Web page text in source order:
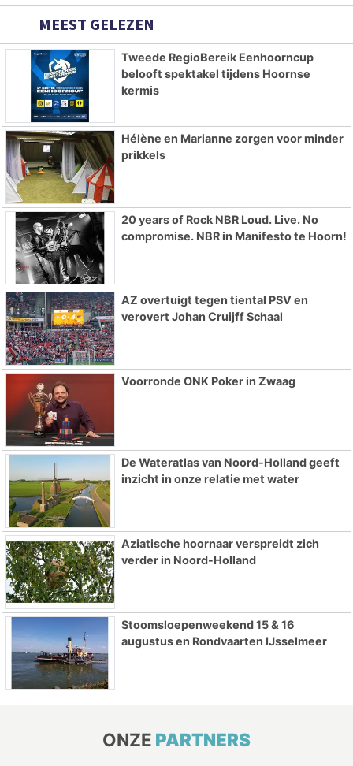
MEEST GELEZEN
Tweede RegioBereik Eenhoorncup
belooft spektakel tijdens Hoornse
kermis
Hélène en Marianne zorgen voor minder
prikkels
20 years of Rock NBR Loud. Live. No
compromise. NBR in Manifesto te Hoorn!
AZ overtuigt tegen tiental PSV en
verovert Johan Cruijff Schaal
Voorronde ONK Poker in Zwaag
De Wateratlas van Noord-Holland geeft
inzicht in onze relatie met water
Aziatische hoornaar verspreidt zich
verder in Noord-Holland
Stoomsloepenweekend 15 & 16
augustus en Rondvaarten IJsselmeer
ONZE PARTNERS